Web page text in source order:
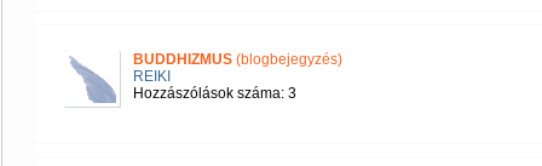
BUDDHIZMUS (blogbejegyzés)
REIKI
Hozzászólások száma: 3